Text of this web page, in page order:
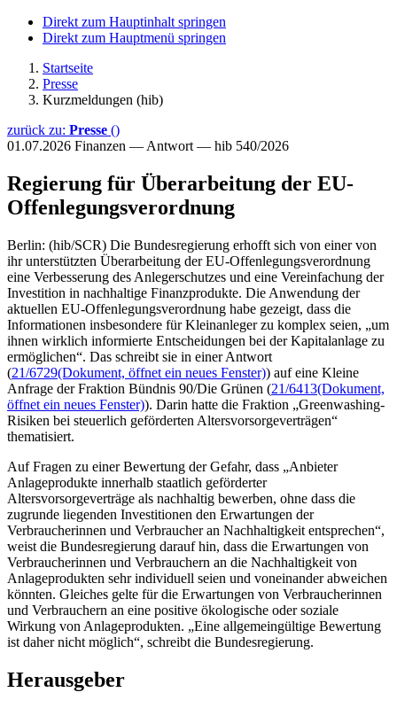
Direkt zum Hauptinhalt springen
Direkt zum Hauptmenü springen
Startseite
Presse
Kurzmeldungen (hib)
zurück zu: Presse ()
01.07.2026 Finanzen — Antwort — hib 540/2026
Regierung für Überarbeitung der EU-
Offenlegungsverordnung
Berlin: (hib/SCR) Die Bundesregierung erhofft sich von einer von
ihr unterstützten Überarbeitung der EU-Offenlegungsverordnung
eine Verbesserung des Anlegerschutzes und eine Vereinfachung der
Investition in nachhaltige Finanzprodukte. Die Anwendung der
aktuellen EU-Offenlegungsverordnung habe gezeigt, dass die
Informationen insbesondere für Kleinanleger zu komplex seien, „um
ihnen wirklich informierte Entscheidungen bei der Kapitalanlage zu
ermöglichen“. Das schreibt sie in einer Antwort
(21/6729(Dokument, öffnet ein neues Fenster)) auf eine Kleine
Anfrage der Fraktion Bündnis 90/Die Grünen (21/6413(Dokument,
öffnet ein neues Fenster)). Darin hatte die Fraktion „Greenwashing-
Risiken bei steuerlich geförderten Altersvorsorgeverträgen“
thematisiert.
Auf Fragen zu einer Bewertung der Gefahr, dass „Anbieter
Anlageprodukte innerhalb staatlich geförderter
Altersvorsorgeverträge als nachhaltig bewerben, ohne dass die
zugrunde liegenden Investitionen den Erwartungen der
Verbraucherinnen und Verbraucher an Nachhaltigkeit entsprechen“,
weist die Bundesregierung darauf hin, dass die Erwartungen von
Verbraucherinnen und Verbrauchern an die Nachhaltigkeit von
Anlageprodukten sehr individuell seien und voneinander abweichen
könnten. Gleiches gelte für die Erwartungen von Verbraucherinnen
und Verbrauchern an eine positive ökologische oder soziale
Wirkung von Anlageprodukten. „Eine allgemeingültige Bewertung
ist daher nicht möglich“, schreibt die Bundesregierung.
Herausgeber